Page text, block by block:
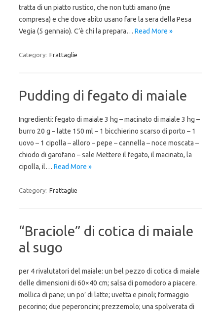
tratta di un piatto rustico, che non tutti amano (me
compresa) e che dove abito usano fare la sera della Pesa
Vegia (5 gennaio). C’è chi la prepara… Read More »
Category: Frattaglie
Pudding di fegato di maiale
Ingredienti: fegato di maiale 3 hg – macinato di maiale 3 hg –
burro 20 g – latte 150 ml – 1 bicchierino scarso di porto – 1
uovo – 1 cipolla – alloro – pepe – cannella – noce moscata –
chiodo di garofano – sale Mettere il fegato, il macinato, la
cipolla, il… Read More »
Category: Frattaglie
“Braciole” di cotica di maiale
al sugo
per 4 rivalutatori del maiale: un bel pezzo di cotica di maiale
delle dimensioni di 60×40 cm; salsa di pomodoro a piacere.
mollica di pane; un po’ di latte; uvetta e pinoli; formaggio
pecorino; due peperoncini; prezzemolo; una spolverata di